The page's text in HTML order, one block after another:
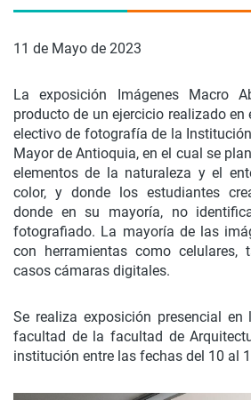
11 de Mayo de 2023
La exposición Imágenes Macro
producto de un ejercicio realizado en
electivo de fotografía de la
Mayor de Antioquia, en el cual se
elementos de la naturaleza y el
color, y donde los estudiantes
donde en su mayoría, no
fotografiado. La mayoría de las
con herramientas como celulares,
casos cámaras digitales.
Se realiza exposición presencial
facultad de la facultad de
institución entre las fechas del 10 al